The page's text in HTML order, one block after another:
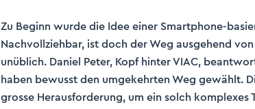
Zu Beginn wurde die Idee einer Smartphone-
Nachvollziehbar, ist doch der Weg ausgehend
unüblich. Daniel Peter, Kopf hinter VIAC,
haben bewusst den umgekehrten Weg gewählt.
grosse Herausforderung, um ein solch komplexes